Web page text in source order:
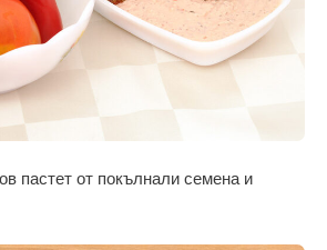
пастет от покълнали семена и